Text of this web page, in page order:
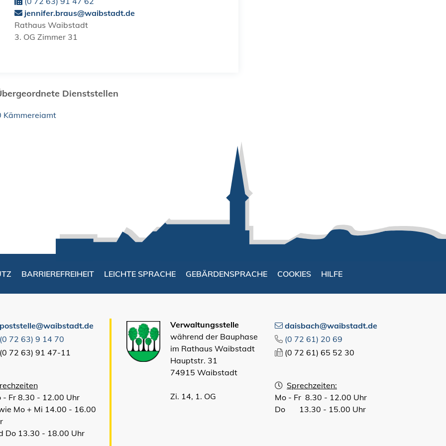
jennifer.braus@waibstadt.de
Rathaus Waibstadt
3. OG Zimmer 31
Dienststellen
Kämmereiamt
BARRIEREFREIHEIT LEICHTE SPRACHE GEBÄRDENSPRACHE COOKIES HILFE
72 63) 9 14 70
72 63) 91 47-11
- Fr 8.30 - 12.00 Uhr
Mo + Mi 14.00 - 16.00
Do 13.30 - 18.00 Uhr
Verwaltungsstelle
während der Bauphase
im Rathaus Waibstadt
Hauptstr. 31
74915 Waibstadt
Zi. 14, 1. OG
daisbach@waibstadt.de
(0 72 61) 20 69
(0 72 61) 65 52 30
Sprechzeiten:
Mo - Fr 8.30 - 12.00 Uhr
Do 13.30 - 15.00 Uhr